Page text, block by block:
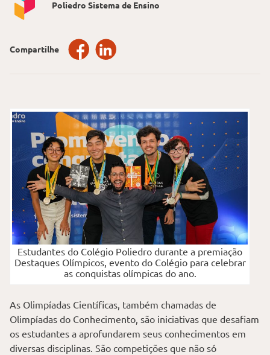
Poliedro Sistema de Ensino
Compartilhe
Estudantes do Colégio Poliedro durante a premiação
Destaques Olímpicos, evento do Colégio para celebrar
as conquistas olímpicas do ano.
As Olimpíadas Científicas, também chamadas de
Olimpíadas do Conhecimento, são iniciativas que desafiam
os estudantes a aprofundarem seus conhecimentos em
diversas disciplinas. São competições que não só